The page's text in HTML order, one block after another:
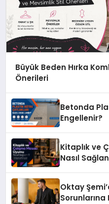
Büyük Beden Hırka
Önerileri
Betonda
Engellenir?
Kitaplık ve
Nasıl
Oktay